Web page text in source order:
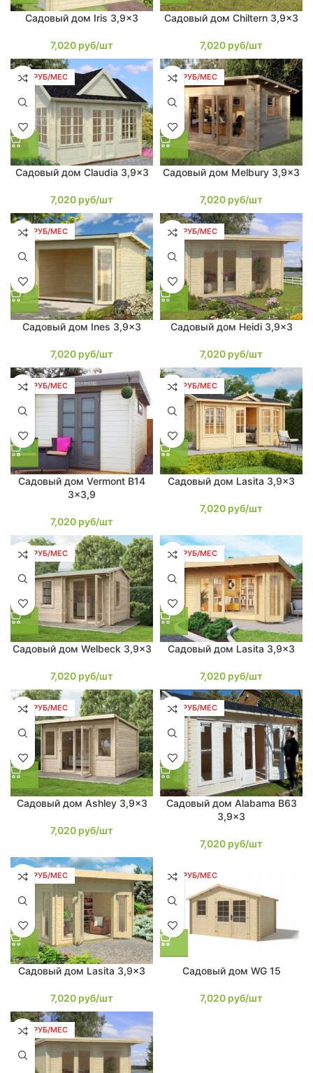
Садовый дом Iris 3,9×3
7,020 руб/шт
Садовый дом Chiltern 3,9×3
7,020 руб/шт
133 РУБ/МЕС
Садовый дом Claudia 3,9×3
7,020 руб/шт
133 РУБ/МЕС
Садовый дом Melbury 3,9×3
7,020 руб/шт
133 РУБ/МЕС
Садовый дом Ines 3,9×3
7,020 руб/шт
133 РУБ/МЕС
Садовый дом Heidi 3,9×3
7,020 руб/шт
133 РУБ/МЕС
Садовый дом Vermont B14
3×3,9
7,020 руб/шт
133 РУБ/МЕС
Садовый дом Lasita 3,9×3
7,020 руб/шт
133 РУБ/МЕС
Садовый дом Welbeck 3,9×3
7,020 руб/шт
133 РУБ/МЕС
Садовый дом Lasita 3,9×3
7,020 руб/шт
133 РУБ/МЕС
Садовый дом Ashley 3,9×3
7,020 руб/шт
133 РУБ/МЕС
Садовый дом Alabama B63
3,9×3
7,020 руб/шт
133 РУБ/МЕС
Садовый дом Lasita 3,9×3
7,020 руб/шт
133 РУБ/МЕС
Садовый дом WG 15
7,020 руб/шт
133 РУБ/МЕС